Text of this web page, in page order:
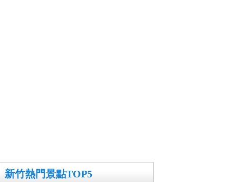
新竹熱門景點TOP5